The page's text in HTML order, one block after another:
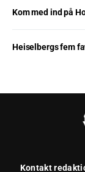
Kom med ind på
Heiselbergs fem
Kontakt